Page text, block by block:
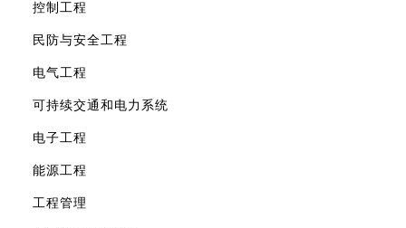
控制工程
民防与安全工程
电气工程
可持续交通和电力系统
电子工程
能源工程
工程管理